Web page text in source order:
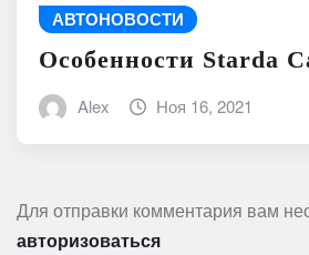
АВТОНОВОСТИ
Особенности Starda
Alex Ноя 16, 2021
Для отправки комментария вам
авторизоваться